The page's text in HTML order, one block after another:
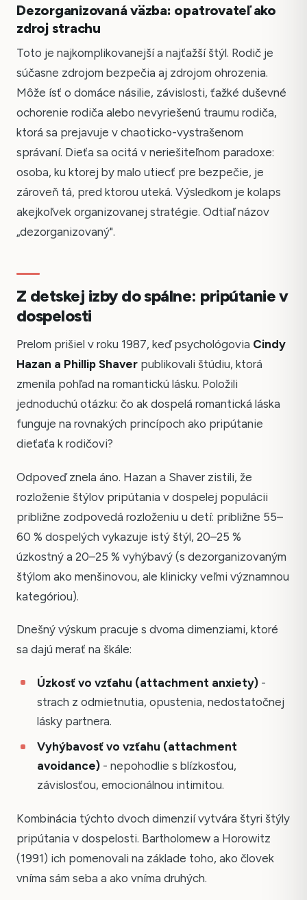
Dezorganizovaná väzba: opatrovateľ ako
zdroj strachu
Toto je najkomplikovanejší a najťažší štýl. Rodič je
súčasne zdrojom bezpečia aj zdrojom ohrozenia.
Môže ísť o domáce násilie, závislosti, ťažké duševné
ochorenie rodiča alebo nevyriešenú traumu rodiča,
ktorá sa prejavuje v chaoticko-vystrašenom
správaní. Dieťa sa ocitá v neriešiteľnom paradoxe:
osoba, ku ktorej by malo utiecť pre bezpečie, je
zároveň tá, pred ktorou uteká. Výsledkom je kolaps
akejkoľvek organizovanej stratégie. Odtiaľ názov
„dezorganizovaný".
Z detskej izby do spálne: pripútanie v
dospelosti
Prelom prišiel v roku 1987, keď psychológovia Cindy
Hazan a Phillip Shaver publikovali štúdiu, ktorá
zmenila pohľad na romantickú lásku. Položili
jednoduchú otázku: čo ak dospelá romantická láska
funguje na rovnakých princípoch ako pripútanie
dieťaťa k rodičovi?
Odpoveď znela áno. Hazan a Shaver zistili, že
rozloženie štýlov pripútania v dospelej populácii
približne zodpovedá rozloženiu u detí: približne 55–
60 % dospelých vykazuje istý štýl, 20–25 %
úzkostný a 20–25 % vyhýbavý (s dezorganizovaným
štýlom ako menšinovou, ale klinicky veľmi významnou
kategóriou).
Dnešný výskum pracuje s dvoma dimenziami, ktoré
sa dajú merať na škále:
Úzkosť vo vzťahu (attachment anxiety)-
strach z odmietnutia, opustenia, nedostatočnej
lásky partnera.
Vyhýbavosť vo vzťahu (attachment
avoidance)- nepohodlie s blízkosťou,
závislosťou, emocionálnou intimitou.
Kombinácia týchto dvoch dimenzií vytvára štyri štýly
pripútania v dospelosti. Bartholomew a Horowitz
(1991) ich pomenovali na základe toho, ako človek
vníma sám seba a ako vníma druhých.